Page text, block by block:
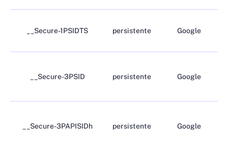
__Secure-1PSIDTS persistente Google
__Secure-3PSID persistente Google
__Secure-3PAPISIDh persistente Google